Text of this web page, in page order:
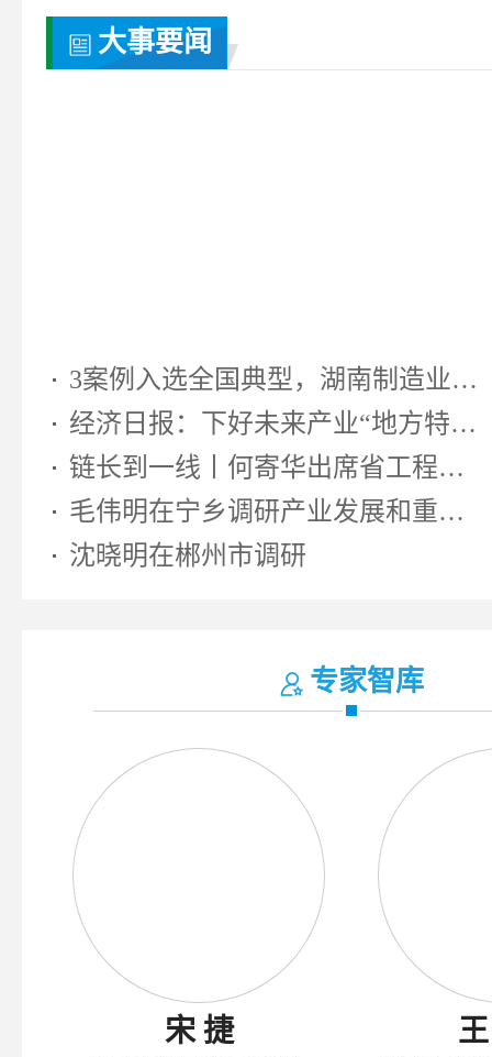
大事要闻
3案例入选全国典型，湖南制造业靠...
经济日报：下好未来产业“地方特色...
链长到一线丨何寄华出席省工程机...
毛伟明在宁乡调研产业发展和重大...
沈晓明在郴州市调研
专家智库
宋 捷